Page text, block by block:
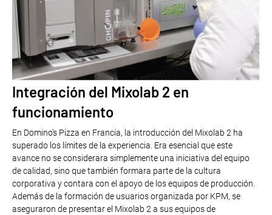
Integración del Mixolab 2 en
funcionamiento
En Domino's Pizza en Francia, la introducción del Mixolab 2 ha
superado los límites de la experiencia. Era esencial que este
avance no se considerara simplemente una iniciativa del equipo
de calidad, sino que también formara parte de la cultura
corporativa y contara con el apoyo de los equipos de producción.
Además de la formación de usuarios organizada por KPM, se
aseguraron de presentar el Mixolab 2 a sus equipos de